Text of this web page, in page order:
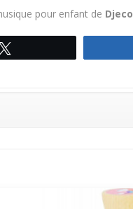
pour enfant de Djeco